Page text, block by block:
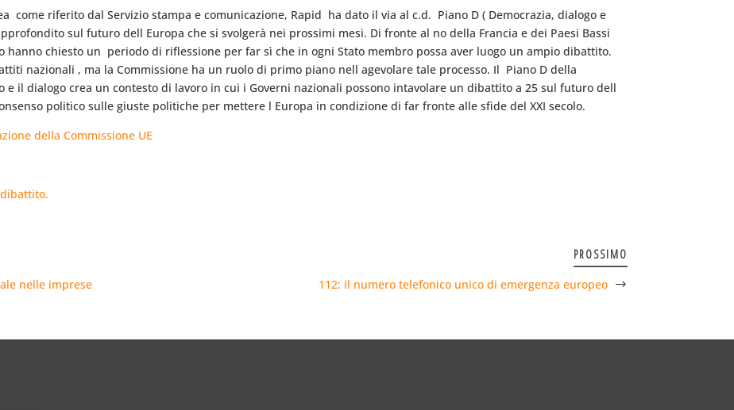
come riferito dal Servizio stampa e comunicazione, Rapid  ha dato il via al c.d.  Piano D ( Democrazia, dialogo e
sul futuro dell Europa che si svolgerà nei prossimi mesi. Di fronte al no della Francia e dei Paesi Bassi
chiesto un  periodo di riflessione per far sì che in ogni Stato membro possa aver luogo un ampio dibattito.
nazionali , ma la Commissione ha un ruolo di primo piano nell agevolare tale processo. Il  Piano D della
il dialogo crea un contesto di lavoro in cui i Governi nazionali possono intavolare un dibattito a 25 sul futuro dell
politico sulle giuste politiche per mettere l Europa in condizione di far fronte alle sfide del XXI secolo.
della Commissione UE
dibattito.
nelle imprese
PROSSIMO
112: il numero telefonico unico di emergenza europeo